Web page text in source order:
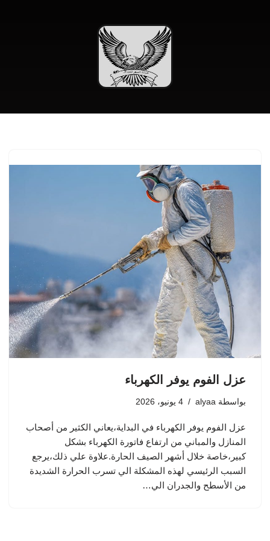
عزل الفوم يوفر الكهرباء
بواسطة alyaa 4 يونيو، 2026
عزل الفوم يوفر الكهرباء في البداية،يعاني الكثير من أصحاب
المنازل والمباني من ارتفاع فاتورة الكهرباء بشكل
كبير،خاصة خلال أشهر الصيف الحارة.علاوة علي ذلك،يرجع
السبب الرئيسي لهذه المشكلة الي تسرب الحرارة الشديدة
من الأسطح والجدران الي…